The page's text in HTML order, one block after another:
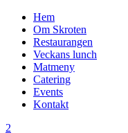
Hem
Om Skroten
Restaurangen
Veckans lunch
Matmeny
Catering
Events
Kontakt